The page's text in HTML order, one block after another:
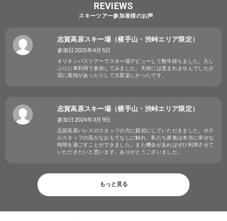
REVIEWS
スキーツアー参加者様のお声
志賀高原スキー場（横手山・渋峠エリア限定）
参加日2025年4月5日
オリオンパスツアーでスキー場デビューして数年経ちました。久し
ぶりに車利用で参加してみました。天候には恵まれませんでしたが
宿に風情があったりして大変楽しかったです。
志賀高原スキー場（横手山・渋峠エリア限定）
参加日2024年3月9日
志賀高原パレスのスタッフの方に親切にしていただきました。ホテ
ルスタッフの温かなおもてなしに触れ、私たち家族は本当に幸せな
時間を過ごすことができました。また機会があればぜひ利用させて
いただきたいと思います。ありがとうございました。
もっと見る